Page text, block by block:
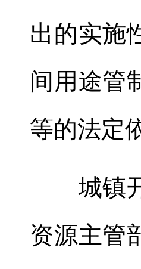
出的实施
间用途管
等的法定
城镇开
资源主管